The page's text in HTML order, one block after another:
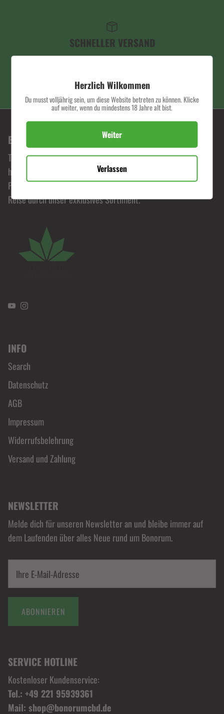
SCHNELLER VERSAND
PREMIUM QUALITÄT
BONORUM PREMIUM HEMP SHOP
Tauche ein in die Welt von Bonorum, wo Leidenschaft für
hochwertige Hanfprodukte zelebriert wird. Erlebe
Premiumqualität zu fairen Preisen und begib dich auf eine
Reise durch unser exklusives Sortiment.
YouTubeInstagram
INFO
Search
Datenschutz
AGB
Impressum
Widerrufsbelehrung
Versand und Zahlung
NEWSLETTER
Melde dich für unseren Newsletter an und bleibe immer auf
dem Laufenden über alles Neue rund um Bonorum.
ABONNIEREN
SERVICE HOTLINE
Kostenloser Kundenservice:
Tel.: +49 221 95939361
Mail: shop@bonorumcbd.de
Herzlich Wilkommen
Du musst volljährig sein, um diese Website betreten zu können. Klicke
auf weiter, wenn du mindestens 18 Jahre alt bist.
Weiter
Verlassen